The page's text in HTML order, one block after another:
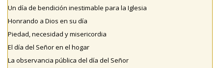
Un día de bendición inestimable para la Iglesia
Honrando a Dios en su día
Piedad, necesidad y misericordia
El día del Señor en el hogar
La observancia pública del día del Señor